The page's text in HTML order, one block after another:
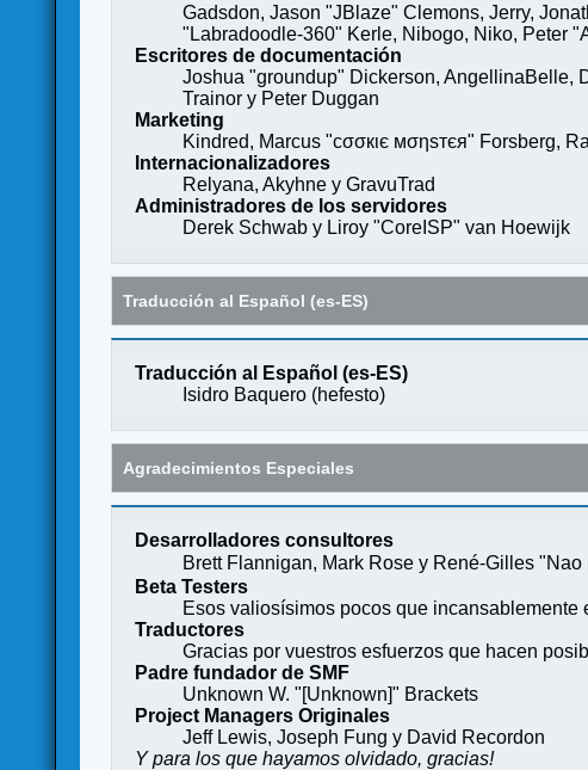
Gadsdon, Jason "JBlaze" Clemons, Jerry,
"Labradoodle-360" Kerle, Nibogo, Niko, Peter
Escritores de documentación
Joshua "groundup" Dickerson, AngellinaBelle,
Trainor y Peter Duggan
Marketing
Kindred, Marcus "cσσкιє мσηѕтєя" Forsberg,
Internacionalizadores
Relyana, Akyhne y GravuTrad
Administradores de los servidores
Derek Schwab y Liroy "CoreISP" van Hoewijk
Traducción al Español (es-ES)
Traducción al Español (es-ES)
Isidro Baquero (hefesto)
Agradecimientos Especiales
Desarrolladores consultores
Brett Flannigan, Mark Rose y René-Gilles "Nao
Beta Testers
Esos valiosísimos pocos que
Traductores
Gracias por vuestros esfuerzos que hacen
Padre fundador de SMF
Unknown W. "[Unknown]" Brackets
Project Managers Originales
Jeff Lewis, Joseph Fung y David Recordon
Y para los que hayamos olvidado, gracias!